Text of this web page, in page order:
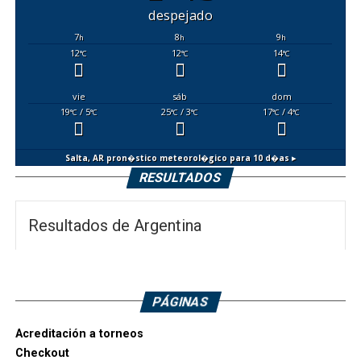
despejado
7h 8h 9h
12°C 12°C 14°C
vie sáb
dom
19°C/ 5°C 25°C / 3°C 17°C / 4°C
Salta, ARpron�stico meteorol�gico para 10 d�as ▸
RESULTADOS
Resultados de Argentina
PÁGINAS
Acreditación a torneos
Checkout